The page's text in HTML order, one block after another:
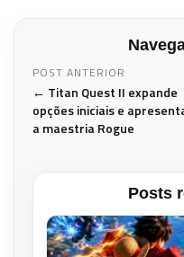
POST ANTERIOR
← Titan Quest II expande
opções iniciais e
a maestria Rogue
Posts